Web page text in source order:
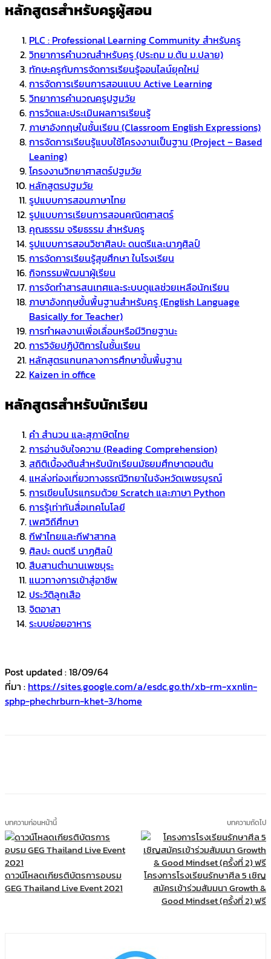
หลักสูตรสำหรับครูผู้สอน
PLC : Professional Learning Community สำหรับครู
วิทยาการคำนวณสำหรับครู (ประถม ม.ต้น ม.ปลาย)
ทักษะครูกับการจัดการเรียนรู้ออนไลน์ยุคใหม่
การจัดการเรียนการสอนแบบ Active Learning
วิทยาการคำนวณครูปฐมวัย
การวัดและประเมินผลการเรียนรู้
ภาษาอังกฤษในชั้นเรียน (Classroom English Expressions)
การจัดการเรียนรู้แบบใช้โครงงานเป็นฐาน (Project – Based
Leaning)
โครงงานวิทยาศาสตร์ปฐมวัย
หลักสูตรปฐมวัย
รูปแบบการสอนภาษาไทย
รูปแบบการเรียนการสอนคณิตศาสตร์
คุณธรรม จริยธรรม สำหรับครู
รูปแบบการสอนวิชาศิลปะ ดนตรีและนาฎศิลป์
การจัดการเรียนรู้สุขศึกษา ในโรงเรียน
กิจกรรมพัฒนาผู้เรียน
การจัดทำสารสนเทศและระบบดูแลช่วยเหลือนักเรียน
ภาษาอังกฤษขั้นพื้นฐานสำหรับครู (English Language
Basically for Teacher)
การทำผลงานเพื่อเลื่อนหรือมีวิทยฐานะ
การวิจัยปฏิบัติการในชั้นเรียน
หลักสูตรแกนกลางการศึกษาขั้นพื้นฐาน
Kaizen in office
หลักสูตรสำหรับนักเรียน
คำ สำนวน และสุภาษิตไทย
การอ่านจับใจความ (Reading Comprehension)
สถิติเบื้องต้นสำหรับนักเรียนมัธยมศึกษาตอนต้น
แหล่งท่องเที่ยวทางธรณีวิทยาในจังหวัดเพชรบูรณ์
การเขียนโปรแกรมด้วย Scratch และภาษา Python
การรู้เท่าทันสื่อเทคโนโลยี
เพศวิถีศึกษา
กีฬาไทยและกีฬาสากล
ศิลปะ ดนตรี นาฏศิลป์
สืบสานตำนานเพชบุระ
แนวทางการเข้าสู่อาชีพ
ประวัติลูกเสือ
จิตอาสา
ระบบย่อยอาหาร
Post updated : 18/09/64
ที่มา : https://sites.google.com/a/esdc.go.th/xb-rm-xxnlin-
sphp-phechrburn-khet-3/home
บทความก่อนหน้านี้
ดาวน์โหลดเกียรติบัตรการอบรม
GEG Thailand Live Event 2021
บทความถัดไป
โครงการโรงเรียนรักษาศีล 5 เชิญ
สมัครเข้าร่วมสัมมนา Growth &
Good Mindset (ครั้งที่ 2) ฟรี